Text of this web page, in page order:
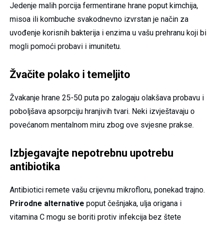
Jedenje malih porcija fermentirane hrane poput kimchija,
misoa ili kombuche svakodnevno izvrstan je način za
uvođenje korisnih bakterija i enzima u vašu prehranu koji bi
mogli pomoći probavi i imunitetu.
Žvačite polako i temeljito
Žvakanje hrane 25-50 puta po zalogaju olakšava probavu i
poboljšava apsorpciju hranjivih tvari. Neki izvještavaju o
povećanom mentalnom miru zbog ove svjesne prakse.
Izbjegavajte nepotrebnu upotrebu
antibiotika
Antibiotici remete vašu crijevnu mikrofloru, ponekad trajno.
Prirodne alternative poput češnjaka, ulja origana i
vitamina C mogu se boriti protiv infekcija bez štete